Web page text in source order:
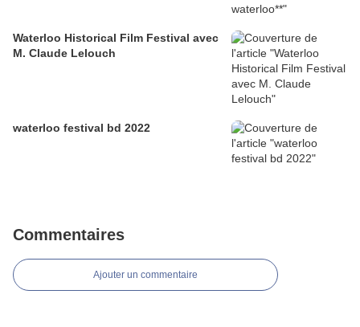
Waterloo Historical Film Festival avec
M. Claude Lelouch
waterloo festival bd 2022
Commentaires
Ajouter un commentaire